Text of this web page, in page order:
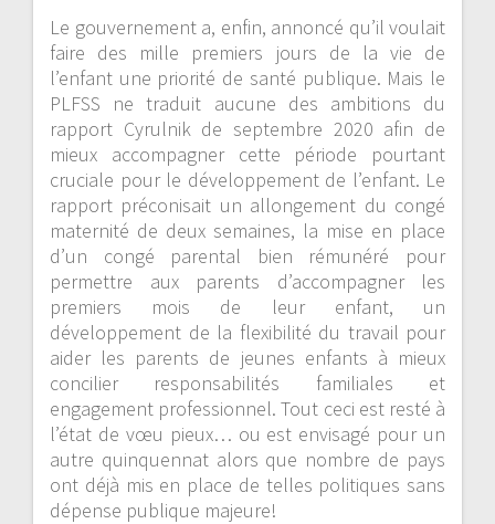
Le gouvernement a, enfin, annoncé qu’il voulait
faire des mille premiers jours de la vie de
l’enfant une priorité de santé publique. Mais le
PLFSS ne traduit aucune des ambitions du
rapport Cyrulnik de septembre 2020 afin de
mieux accompagner cette période pourtant
cruciale pour le développement de l’enfant. Le
rapport préconisait un allongement du congé
maternité de deux semaines, la mise en place
d’un congé parental bien rémunéré pour
permettre aux parents d’accompagner les
premiers mois de leur enfant, un
développement de la flexibilité du travail pour
aider les parents de jeunes enfants à mieux
concilier responsabilités familiales et
engagement professionnel. Tout ceci est resté à
l’état de vœu pieux… ou est envisagé pour un
autre quinquennat alors que nombre de pays
ont déjà mis en place de telles politiques sans
dépense publique majeure!